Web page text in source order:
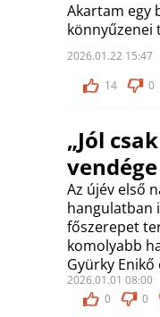
Akartam egy
könnyűzenei
2026.01.22 15:47
14
0
„Jól
Az újév első
hangulatban
főszerepet
komolyabb
Gyürky Enikő
2026.01.01 08:00
0
0